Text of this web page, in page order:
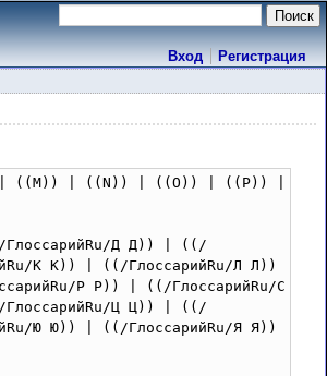
Вход Регистрация
| ((N)) | ((O)) | ((P)) |
Д Д)) | ((/
К К)) | ((/ГлоссарийRu/Л Л))
Р Р)) | ((/ГлоссарийRu/С
Ц Ц)) | ((/
Ю Ю)) | ((/ГлоссарийRu/Я Я))